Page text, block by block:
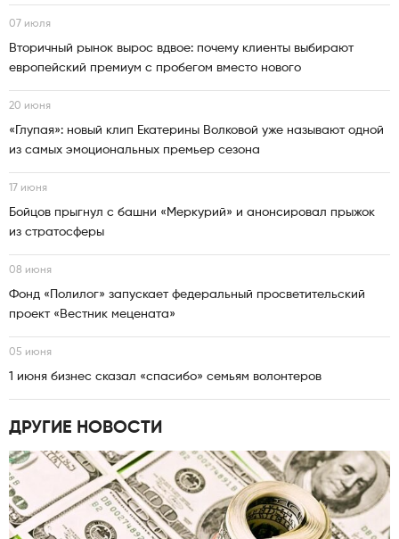
07 июля
Вторичный рынок вырос вдвое: почему клиенты выбирают
европейский премиум с пробегом вместо нового
20 июня
«Глупая»: новый клип Екатерины Волковой уже называют одной
из самых эмоциональных премьер сезона
17 июня
Бойцов прыгнул с башни «Меркурий» и анонсировал прыжок
из стратосферы
08 июня
Фонд «Полилог» запускает федеральный просветительский
проект «Вестник мецената»
05 июня
1 июня бизнес сказал «спасибо» семьям волонтеров
ДРУГИЕ НОВОСТИ